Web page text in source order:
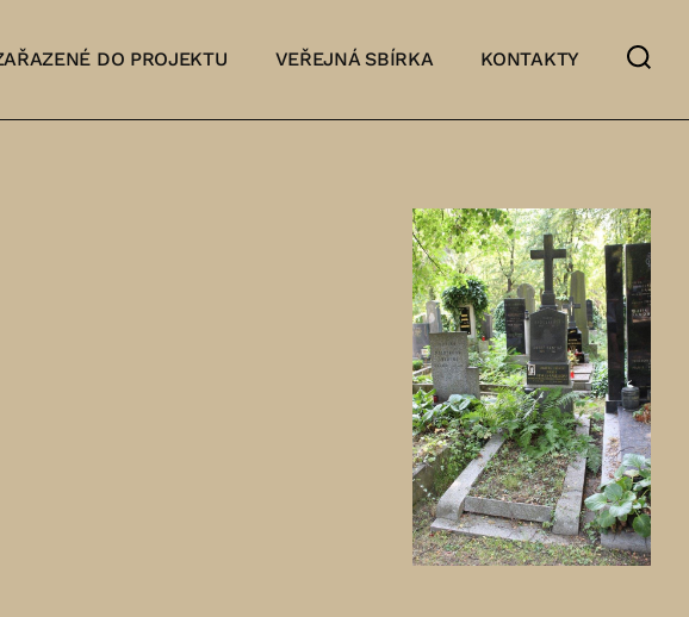
DO PROJEKTU VEŘEJNÁ SBÍRKA KONTAKTY